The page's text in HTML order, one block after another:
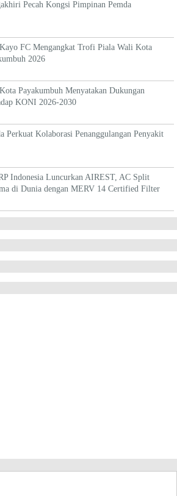
Pecah Kongsi Pimpinan Pemda
FC Mengangkat Trofi Piala Wali Kota
2026
Payakumbuh Menyatakan Dukungan
KONI 2026-2030
Perkuat Kolaborasi Penanggulangan Penyakit
Indonesia Luncurkan AIREST, AC Split
di Dunia dengan MERV 14 Certified Filter